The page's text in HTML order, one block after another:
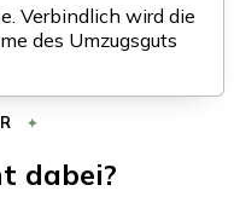
Verbindlich wird die
des Umzugsguts
dabei?